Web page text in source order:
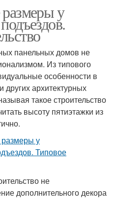
у
панельных домов не
Из типового
особенности в
архитектурных
такое строительство
высоту пятиэтажки из
не
дополнительного декора